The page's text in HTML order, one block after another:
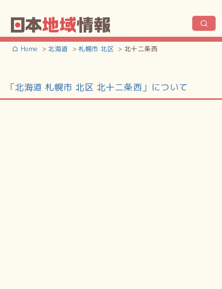
Home 北海道 札幌市 北区 北十二条西
「北海道 札幌市 北区 北十二条西」について